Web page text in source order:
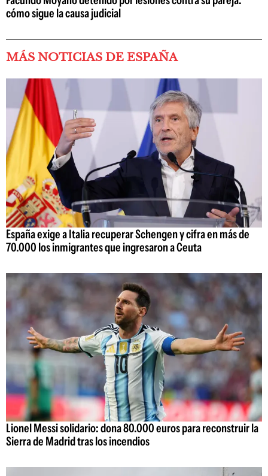
cómo sigue la causa judicial
MÁS NOTICIAS DE ESPAÑA
España exige a Italia recuperar Schengen y cifra en más de
70.000 los inmigrantes que ingresaron a Ceuta
Lionel Messi solidario: dona 80.000 euros para reconstruir la
Sierra de Madrid tras los incendios